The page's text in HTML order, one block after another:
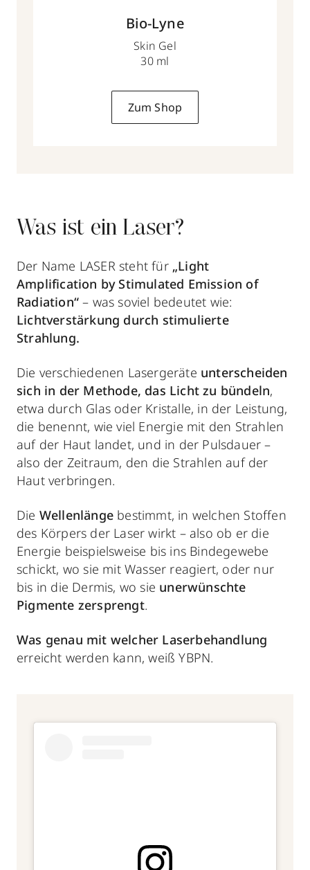
Bio-Lyne
Skin Gel
30 ml
Zum Shop
Was ist ein Laser?
Der Name LASER steht für „Light
Amplification by Stimulated Emission of
Radiation“ – was soviel bedeutet wie:
Lichtverstärkung durch stimulierte
Strahlung.
Die verschiedenen Lasergeräte unterscheiden
sich in der Methode, das Licht zu bündeln,
etwa durch Glas oder Kristalle, in der Leistung,
die benennt, wie viel Energie mit den Strahlen
auf der Haut landet, und in der Pulsdauer –
also der Zeitraum, den die Strahlen auf der
Haut verbringen.
Die Wellenlänge bestimmt, in welchen Stoffen
des Körpers der Laser wirkt – also ob er die
Energie beispielsweise bis ins Bindegewebe
schickt, wo sie mit Wasser reagiert, oder nur
bis in die Dermis, wo sie unerwünschte
Pigmente zersprengt.
Was genau mit welcher Laserbehandlung
erreicht werden kann, weiß YBPN.